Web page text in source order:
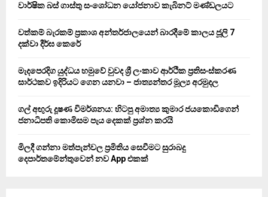
r
වාර්ෂික බස් ගාස්තු සංශෝධන යෝජනාව කැබිනට් මණ්ඩලයට
වත්කම් බැරකම් ප්‍රකාශ අන්තර්ජාලයෙන් බාරදීමේ කාලය ජූලි 7
දක්වා දීර්ඝ කෙරේ
මැදපෙරදිග යුද්ධය හමුවේ වුවද ශ්‍රී ලංකාව ආර්ථික ප්‍රතිසංස්කරණ
සාර්ථකව ඉදිරියට ගෙන යනවා – ජාත්‍යන්තර මූල්‍ය අරමුදල
ගල් අඟුරු දූෂණ විමර්ශනය: හිටපු අමාත්‍ය කුමාර ජයකොඩිගෙන්
ජනාධිපති කොමිසම පැය දෙකක් ප්‍රශ්න කරයි
මිලදී ගන්නා මත්පැන්වල ප්‍රමිතිය සෙවීමට සුරාබදු
දෙපාර්තමේන්තුවෙන් නව App එකක්